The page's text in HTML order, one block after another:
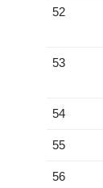
52
53
54
55
56